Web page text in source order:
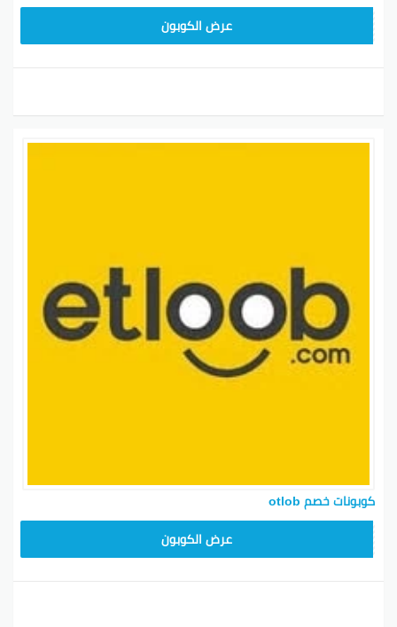
عرض الكوبون
كوبونات خصم otlob
عرض الكوبون